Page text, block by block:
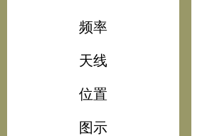
频率
天线
位置
图示